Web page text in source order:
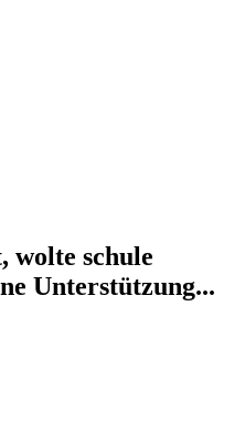
wolte schule
Unterstützung...